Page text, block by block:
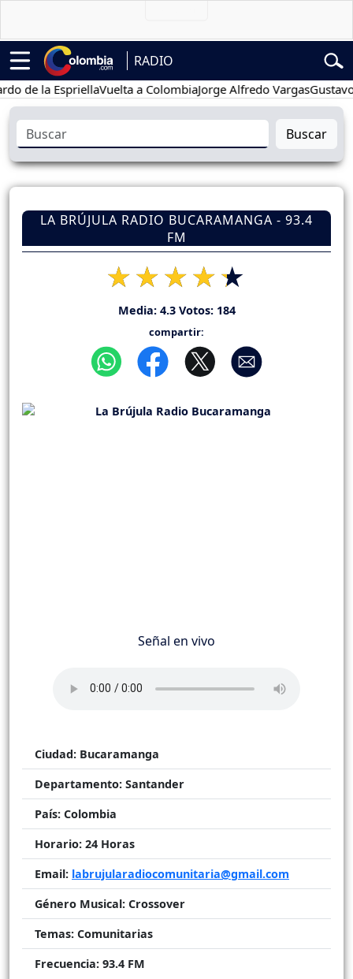
RADIO
la EspriellaVuelta a ColombiaJorge Alfredo VargasGustavo Petro
Buscar
LA BRÚJULA RADIO BUCARAMANGA - 93.4
FM
Media: 4.3Votos: 184
compartir:
Señal en vivo
Ciudad: Bucaramanga
Departamento: Santander
País: Colombia
Horario: 24 Horas
Email: labrujularadiocomunitaria@gmail.com
Género Musical: Crossover
Temas: Comunitarias
Frecuencia: 93.4 FM